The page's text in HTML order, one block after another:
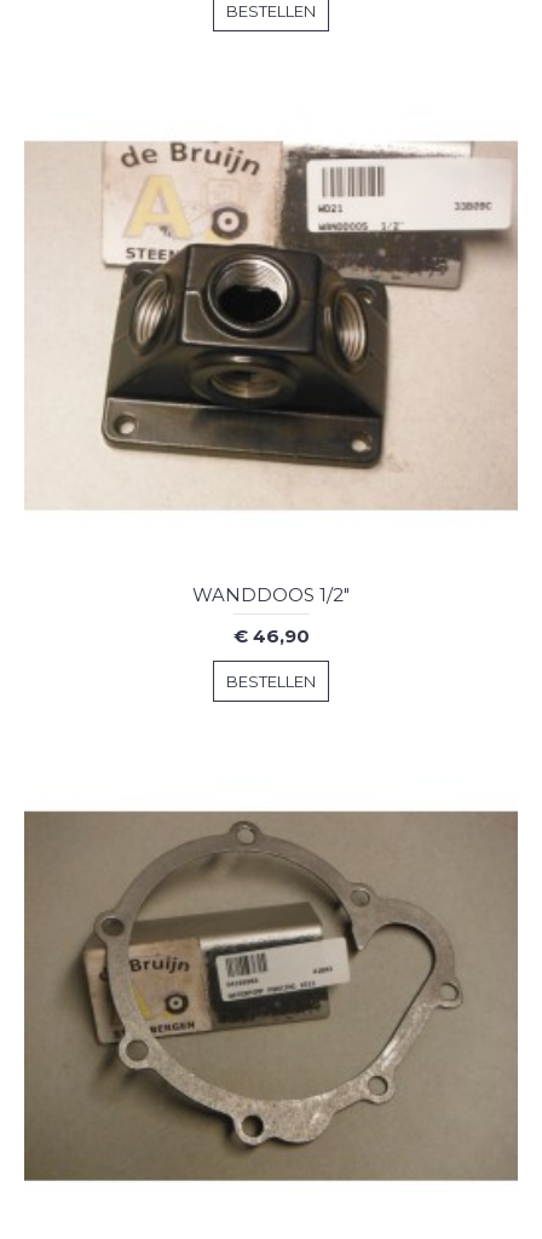
BESTELLEN
WANDDOOS 1/2"
€ 46,90
BESTELLEN